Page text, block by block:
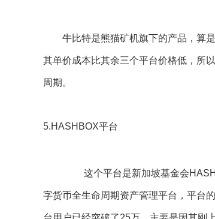
牛比特是熊猫矿机旗下的产品，算是
其单价成本比其余三个平台价格低，所
周期。
5.HASHBOX平台
这个平台是新加坡基金会
字货币全生命周期资产管理平台，平台